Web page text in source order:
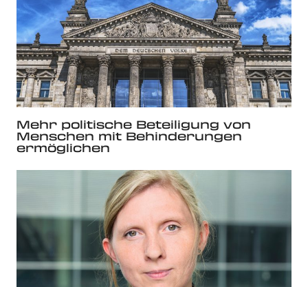
Mehr politische Beteiligung von
Menschen mit Behinderungen
ermöglichen